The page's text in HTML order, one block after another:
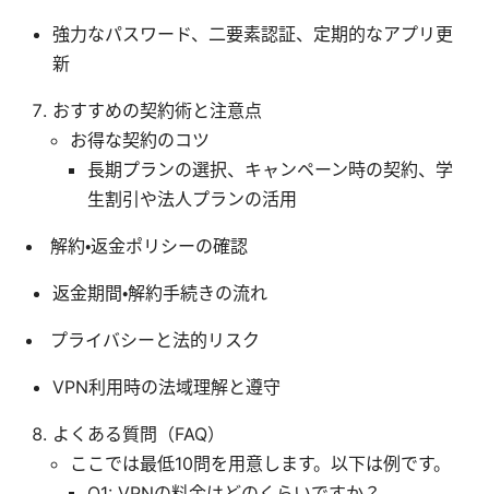
強力なパスワード、二要素認証、定期的なアプリ更
新
おすすめの契約術と注意点
お得な契約のコツ
長期プランの選択、キャンペーン時の契約、学
生割引や法人プランの活用
解約・返金ポリシーの確認
返金期間・解約手続きの流れ
プライバシーと法的リスク
VPN利用時の法域理解と遵守
よくある質問（FAQ）
ここでは最低10問を用意します。以下は例です。